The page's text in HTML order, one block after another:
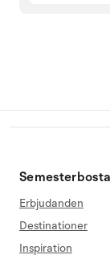
Erbjudanden
Destinationer
Inspiration